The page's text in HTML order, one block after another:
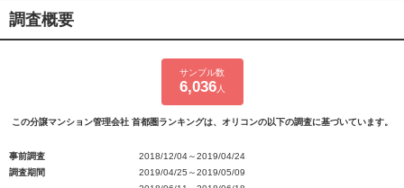
調査概要
サンプル数
6,036人
この分譲マンション管理会社 首都圏ランキングは、オリコンの以下の調査に基づいています。
事前調査
2018/12/04～2019/04/24
調査期間
2019/04/25～2019/05/09